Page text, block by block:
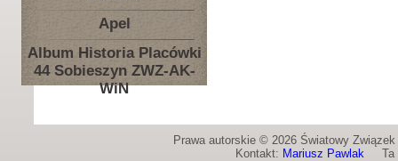
Apel
Album Historia Placówki
44 Sobieszyn ZWZ-AK-
WiN
Prawa autorskie © 2026 Światowy
Kontakt: Mariusz PawlakTa